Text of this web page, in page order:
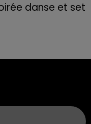
danse et set